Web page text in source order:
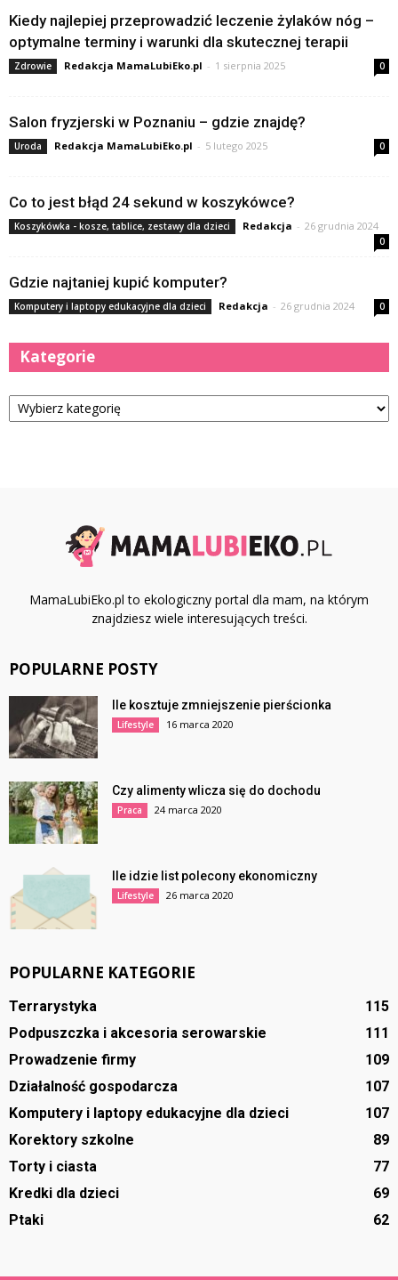
Kiedy najlepiej przeprowadzić leczenie żylaków nóg –
optymalne terminy i warunki dla skutecznej terapii
Zdrowie Redakcja MamaLubiEko.pl - 1 sierpnia 2025 0
Salon fryzjerski w Poznaniu – gdzie znajdę?
Uroda Redakcja MamaLubiEko.pl - 5 lutego 2025 0
Co to jest błąd 24 sekund w koszykówce?
Koszykówka - kosze, tablice, zestawy dla dzieci Redakcja - 26 grudnia 2024
0
Gdzie najtaniej kupić komputer?
Komputery i laptopy edukacyjne dla dzieci Redakcja - 26 grudnia 2024 0
Kategorie
Kategorie
MamaLubiEko.pl to ekologiczny portal dla mam, na którym
znajdziesz wiele interesujących treści.
POPULARNE POSTY
Ile kosztuje zmniejszenie pierścionka
Lifestyle 16 marca 2020
Czy alimenty wlicza się do dochodu
Praca 24 marca 2020
Ile idzie list polecony ekonomiczny
Lifestyle 26 marca 2020
POPULARNE KATEGORIE
Terrarystyka
115
Podpuszczka i akcesoria serowarskie
111
Prowadzenie firmy
109
Działalność gospodarcza
107
Komputery i laptopy edukacyjne dla dzieci
107
Korektory szkolne
89
Torty i ciasta
77
Kredki dla dzieci
69
Ptaki
62